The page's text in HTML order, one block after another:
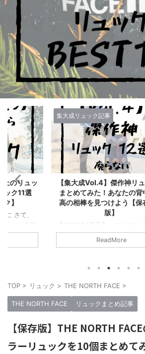
リュックを
の背中に最
【保存決定
リュックマ
作だと思った
。 今回紹介
作リュックた
プトにしてる
だ。 実際に
集大成リュック記事
【集大成Vol.3】最高傑作
を15個紹介するぞ！買っ
せない背中の相棒
【2026/4更新】 はじめに
回紹介するのは！！ 5年で
のリュックをレビューしてき
くに相応しいタイトルだ！…
ックはマジで良い、最高傑
リュックを厳選してみた。
で紹介してきたブランドは合
上。だが少し多いので15の
ックを紹介する。 つまり…
ReadMore
TOP > リュック > THE NORTH FACE >
THE NORTH FACE リュックまとめ記事
【保存版】THE NORTH
ラーリュックを10個まとめて